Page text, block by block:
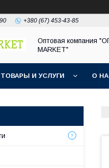
+380 (67) 453-43-85
Оптовая компания
MARKET"
ТОВАРЫ И УСЛУГИ О